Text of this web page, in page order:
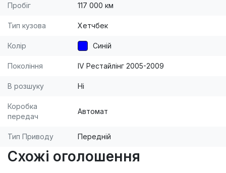
Пробіг 117 000 км
Тип кузова Хетчбек
Колір Синій
Покоління IV Рестайлінг 2005-2009
В розшуку Ні
Коробка
передач
Автомат
Тип Приводу Передній
Схожі оголошення